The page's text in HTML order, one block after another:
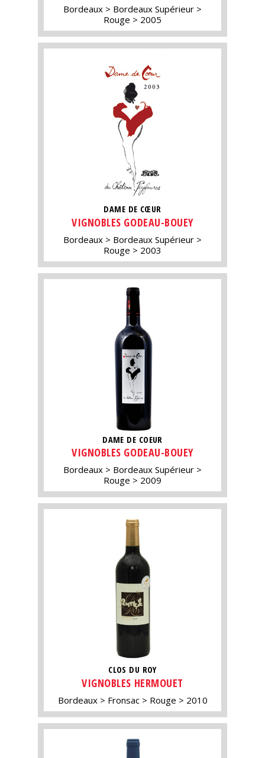
Bordeaux
Bordeaux Supérieur
Rouge
2005
DAME DE CŒUR
VIGNOBLES GODEAU-BOUEY
Bordeaux
Bordeaux Supérieur
Rouge
2003
DAME DE COEUR
VIGNOBLES GODEAU-BOUEY
Bordeaux
Bordeaux Supérieur
Rouge
2009
CLOS DU ROY
VIGNOBLES HERMOUET
Bordeaux Fronsac Rouge 2010